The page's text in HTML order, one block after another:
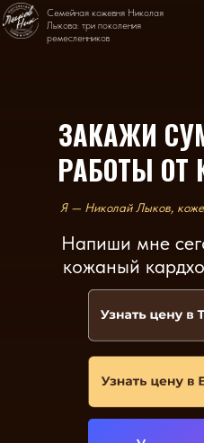
Семейная кожевня Николая
Лыкова: три поколения
ремесленников
ЗАКАЖИ
РАБОТЫ ОТ
Я — Николай Лыков,
Напиши мне
кожаный